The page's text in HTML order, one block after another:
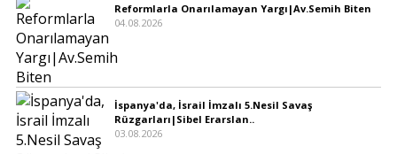
Reformlarla Onarılamayan Yargı|Av.Semih Biten
04.08.2026
İspanya'da, İsrail İmzalı 5.Nesil Savaş
Rüzgarları|Sibel Erarslan..
03.08.2026